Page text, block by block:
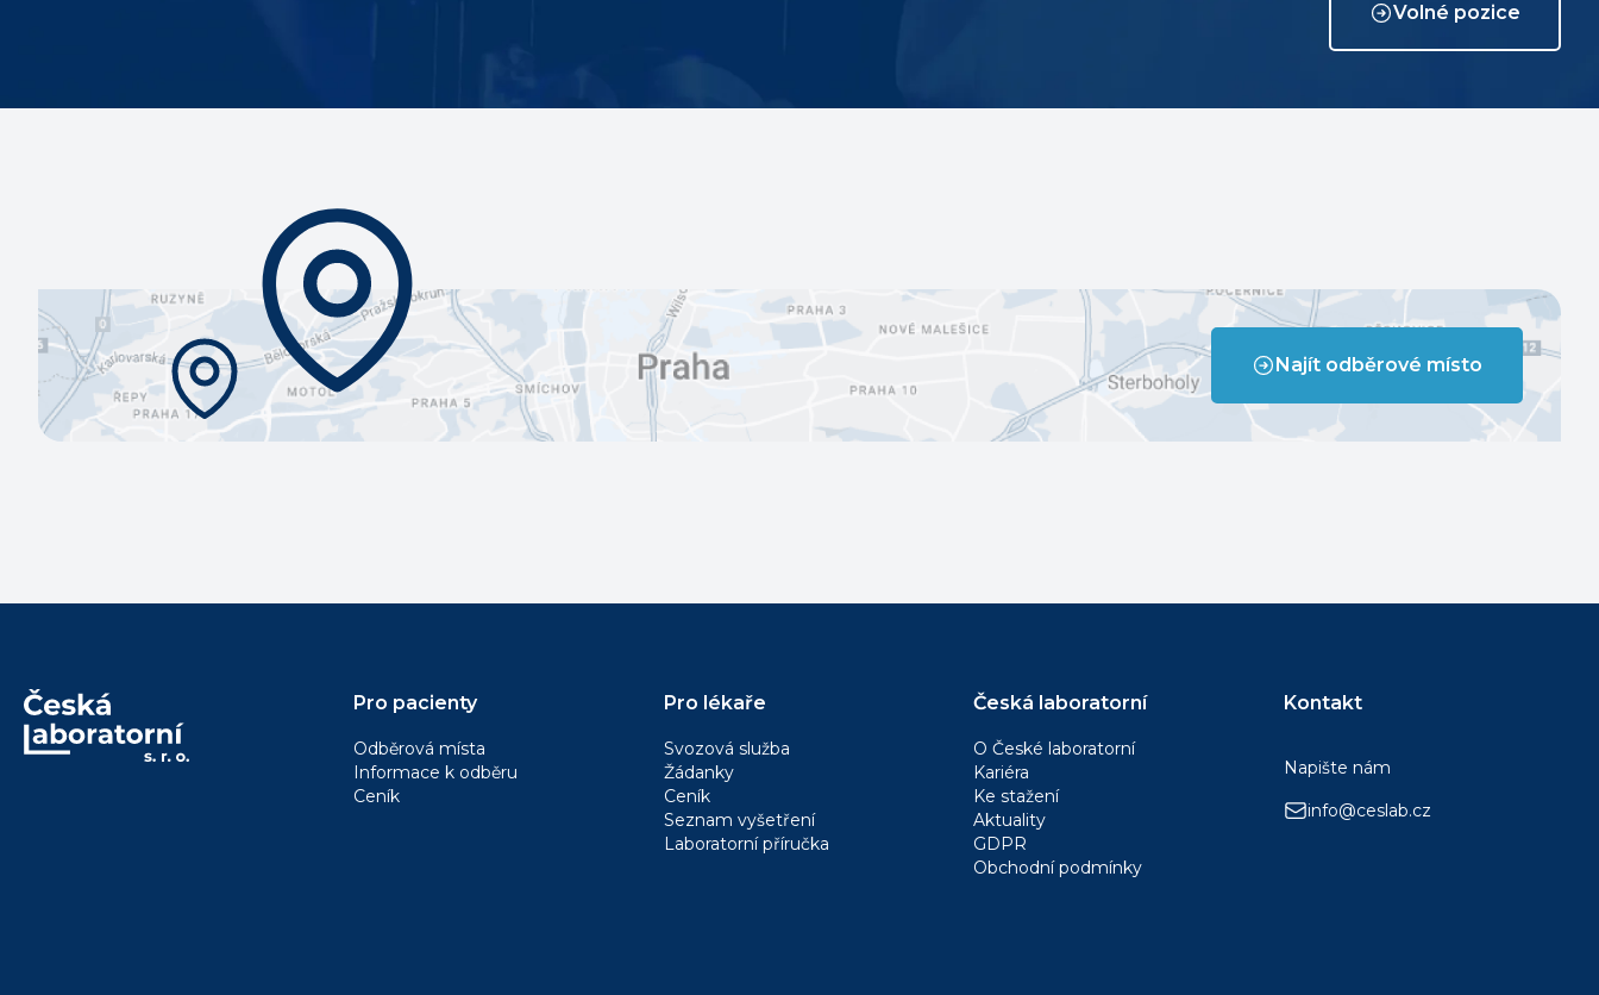
Volné pozice
Najít odběrové místo
Pro pacienty
Odběrová místa
Informace k odběru
Ceník
Pro lékaře
Svozová služba
Žádanky
Ceník
Seznam vyšetření
Laboratorní příručka
Česká laboratorní
O České laboratorní
Kariéra
Ke stažení
Aktuality
GDPR
Obchodní podmínky
Kontakt
Napište nám
info@ceslab.cz